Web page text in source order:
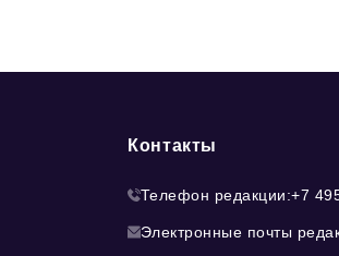
Контакты
Телефон редакции:+7
Электронные почты